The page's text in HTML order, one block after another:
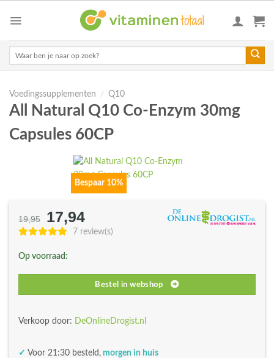
Voedingssupplementen / Q10
All Natural Q10 Co-Enzym 30mg
Capsules 60CP
Bespaar 10%
19,95
Oorspronkelijke
prijs
€19,95.
17,94Huidige
prijs
7 review(s)
Op voorraad:
Bestel in webshop
Verkoop door: DeOnlineDrogist.nl
✓ Voor 21:30 besteld, morgen in huis